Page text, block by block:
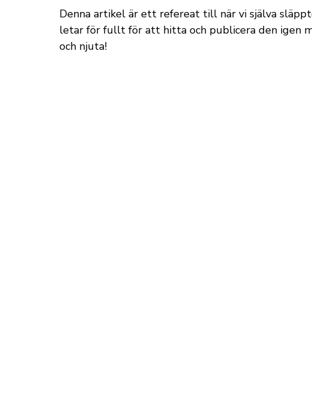
Denna artikel är ett refereat till när vi själva
letar för fullt för att hitta och publicera den igen
och njuta!